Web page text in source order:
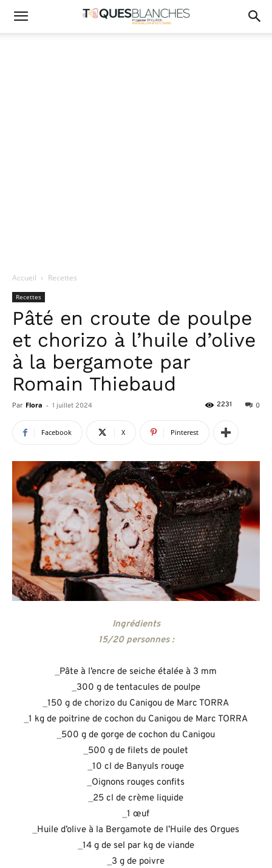
Accueil Recettes
Recettes
Pâté en croute de poulpe
et chorizo à l’huile d’olive
à la bergamote par
Romain Thiebaud
Par Flora - 1 juillet 2024 0
2231
Facebook X Pinterest
Ingrédients
15/20 personnes :
Pâte à l’encre de seiche étalée à 3 mm
300 g de tentacules de poulpe
150 g de chorizo du Canigou de Marc TORRA
1 kg de poitrine de cochon du Canigou de Marc TORRA
500 g de gorge de cochon du Canigou
500 g de filets de poulet
10 cl de Banyuls rouge
Oignons rouges confits
25 cl de crème liquide
1 œuf
Huile d’olive à la Bergamote de l’Huile des Orgues
14 g de sel par kg de viande
3 g de poivre